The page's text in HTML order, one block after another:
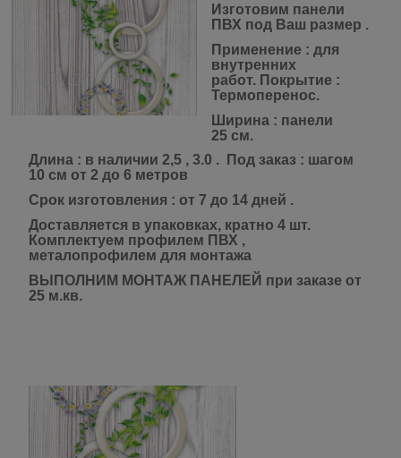
Изготовим панели
ПВХ под Ваш размер .
Применение : для
внутренних
работ. Покрытие :
Термоперенос.
Ширина : панели
25 см.
Длина : в наличии 2,5 , 3.0 . Под заказ : шагом
10 см от 2 до 6 метров
Срок изготовления : от 7 до 14 дней .
Доставляется в упаковках, кратно 4 шт.
Комплектуем профилем ПВХ ,
металопрофилем для монтажа
ВЫПОЛНИМ МОНТАЖ ПАНЕЛЕЙ при заказе от
25 м.кв.